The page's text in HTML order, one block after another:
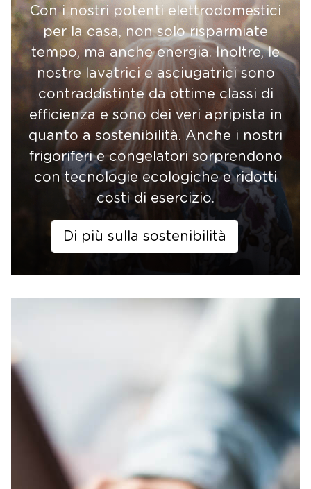
Con i nostri potenti elettrodomestici
per la casa, non solo risparmiate
tempo, ma anche energia. Inoltre, le
nostre lavatrici e asciugatrici sono
contraddistinte da ottime classi di
efficienza e sono dei veri apripista in
quanto a sostenibilità. Anche i nostri
frigoriferi e congelatori sorprendono
con tecnologie ecologiche e ridotti
costi di esercizio.
Di più sulla sostenibilità